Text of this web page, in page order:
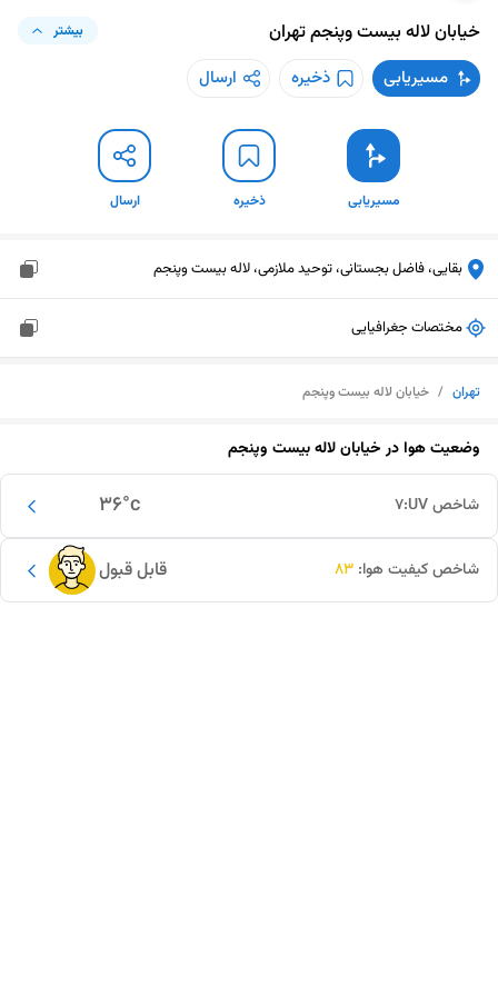
خیابان لاله بیست وپنجمتهران بیشتر
مسیریابی ذخیره ارسال
مسیریابی ذخیره ارسال
بقایی، فاضل بجستانی، توحید ملازمی، لاله بیست وپنجم
مختصات جغرافیایی
تهران / خیابان لاله بیست وپنجم
وضعیت هوا درخیابان لاله بیست وپنجم
36°c شاخص UV: 7
قابل قبول شاخص کیفیت هوا: 83